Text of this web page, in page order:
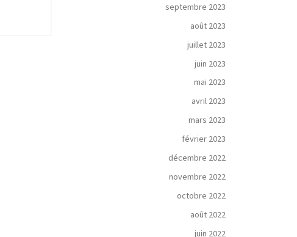
septembre 2023
août 2023
juillet 2023
juin 2023
mai 2023
avril 2023
mars 2023
février 2023
décembre 2022
novembre 2022
octobre 2022
août 2022
juin 2022